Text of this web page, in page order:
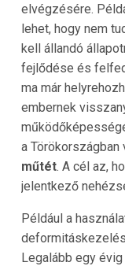
elvégzésére.
lehet, hogy nem
kell állandó
fejlődése és
ma már
embernek
a Törökországban
műtét. A cél az,
jelentkező
Például a
Legalább egy